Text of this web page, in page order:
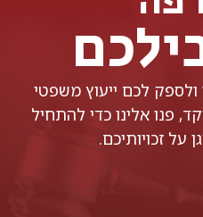
לכם ייעוץ משפטי
פנו אלינו כדי להתחיל
על זכויותיכם.